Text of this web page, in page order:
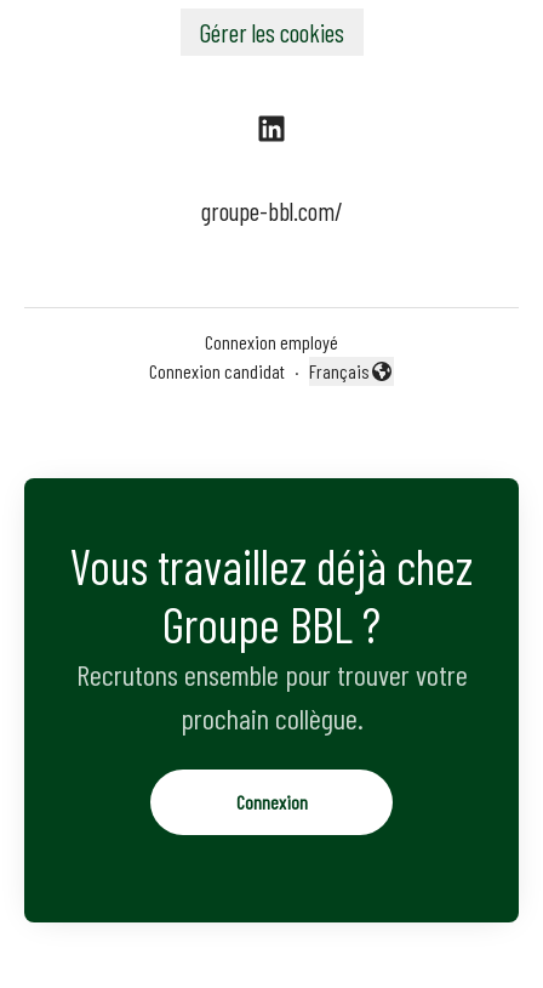
Gérer les cookies
groupe-bbl.com/
Connexion employé
Connexion candidat ·
Changer la langue
Français
Vous travaillez déjà chez
Groupe BBL ?
Recrutons ensemble pour trouver votre
prochain collègue.
Connexion